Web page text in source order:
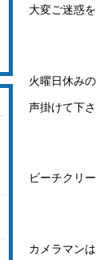
大変ご迷惑
火曜日休み
声掛けて下
ビーチクリ
カメラマン